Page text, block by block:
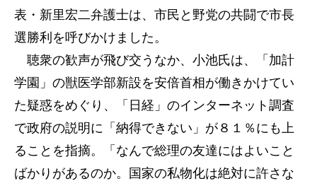
表・新里宏二弁護士は、市民と野党の共闘で市長
選勝利を呼びかけました。
聴衆の歓声が飛び交うなか、小池氏は、「加計
学園」の獣医学部新設を安倍首相が働きかけてい
た疑惑をめぐり、「日経」のインターネット調査
で政府の説明に「納得できない」が８１％にも上
ることを指摘。「なんで総理の友達にはよいこと
ばかりがあるのか。国家の私物化は絶対に許さな